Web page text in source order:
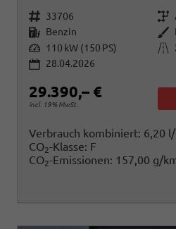
Fahrzeugnr. 33706 Getriebe
Kraftstoff Benzin Außenfarbe
Leistung 110 kW (150 PS) Kilometerstand
28.04.2026
29.390,– €
incl. 19% MwSt.
Verbrauch kombiniert: 6,20
CO2-Klasse: F
CO2-Emissionen: 157,00 g/